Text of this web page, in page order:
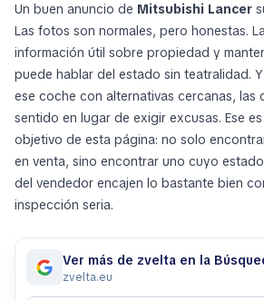
Un buen anuncio de Mitsubishi Lancer
Las fotos son normales, pero honestas.
información útil sobre propiedad y
puede hablar del estado sin teatralidad.
ese coche con alternativas cercanas, las
sentido en lugar de exigir excusas. Ese
objetivo de esta página: no solo
en venta, sino encontrar uno cuyo
del vendedor encajen lo bastante bien
inspección seria.
Ver más de zvelta en la
zvelta.eu